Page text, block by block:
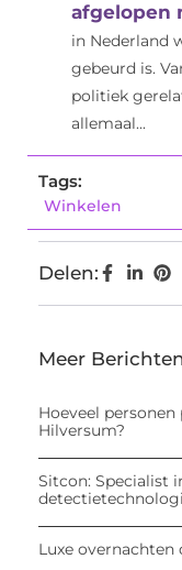
afgelopen
in Nederland
gebeurd is.
politiek
allemaal...
Tags:
Winkelen
Delen:
Meer Berichten
Hoeveel
Hilversum?
Sitcon: Specialist
Luxe